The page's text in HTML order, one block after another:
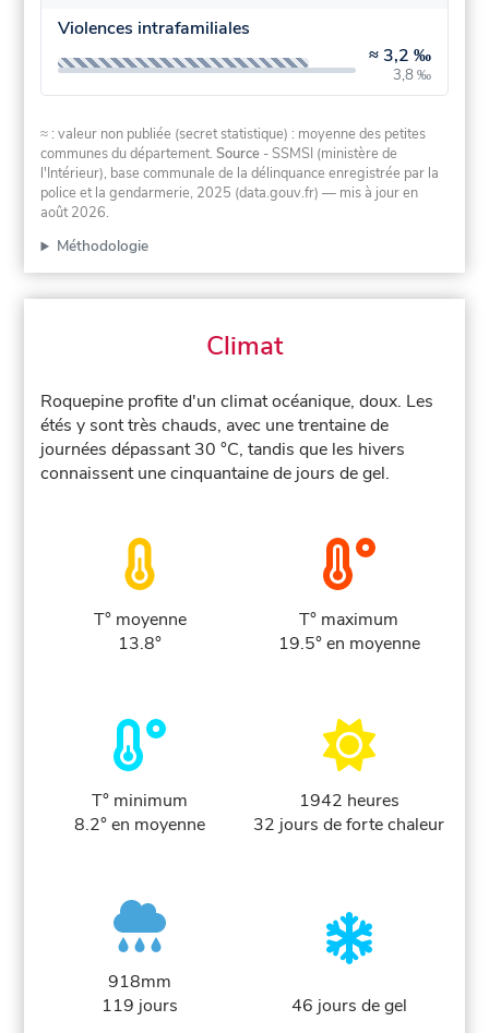
Violences intrafamiliales
≈ 3,2 ‰
3,8 ‰
≈ : valeur non publiée (secret statistique) : moyenne des petites
communes du département.Source - SSMSI (ministère de
l'Intérieur), base communale de la délinquance enregistrée par la
police et la gendarmerie, 2025 (data.gouv.fr) — mis à jour en
août 2026.
Méthodologie
Climat
Roquepine profite d'un climat océanique, doux. Les
étés y sont très chauds, avec une trentaine de
journées dépassant 30 °C, tandis que les hivers
connaissent une cinquantaine de jours de gel.
T° moyenne
13.8°
T° maximum
19.5° en moyenne
T° minimum
8.2° en moyenne
1942 heures
32 jours de forte chaleur
918mm
119 jours
46 jours de gel